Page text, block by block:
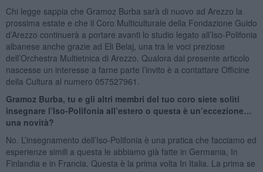
Chi legge sappia che Gramoz Burba sarà di nuovo ad Arezzo la
prossima estate e che il Coro Multiculturale della Fondazione Guido
d’Arezzo continuerà a portare avanti lo studio legato all’Iso-Polifonia
albanese anche grazie ad Eli Belaj, una tra le voci preziose
dell’Orchestra Multietnica di Arezzo. Qualora dal presente articolo
nascesse un interesse a farne parte l’invito è a contattare Officine
della Cultura al numero 057527961.
Gramoz Burba, tu e gli altri membri del tuo coro siete soliti
insegnare l’Iso-Polifonia all’estero o questa è un’eccezione…
una novità?
No. L’insegnamento dell’Iso-Polifonia è una pratica che facciamo ed
esperienze simili a questa le abbiamo già fatte in Germania, In
Finlandia e in Francia. Questa è la prima volta In Italia. La prima se